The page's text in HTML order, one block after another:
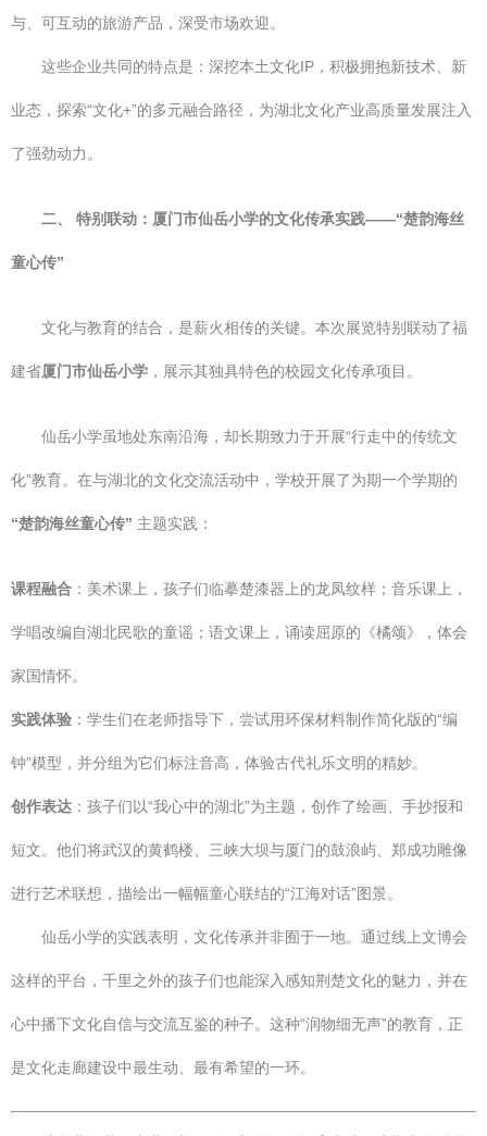
与、可互动的旅游产品，深受市场欢迎。
这些企业共同的特点是：深挖本土文化IP，积极拥抱新技术、新
业态，探索“文化+”的多元融合路径，为湖北文化产业高质量发展注入
了强劲动力。
二、 特别联动：厦门市仙岳小学的文化传承实践——“楚韵海丝
童心传”
文化与教育的结合，是薪火相传的关键。本次展览特别联动了福
建省厦门市仙岳小学 ，展示其独具特色的校园文化传承项目。
仙岳小学虽地处东南沿海，却长期致力于开展“行走中的传统文
化”教育。在与湖北的文化交流活动中，学校开展了为期一个学期的
“楚韵海丝童心传” 主题实践：
课程融合 ：美术课上，孩子们临摹楚漆器上的龙凤纹样；音乐课上，
学唱改编自湖北民歌的童谣；语文课上，诵读屈原的《橘颂》，体会
家国情怀。
实践体验 ：学生们在老师指导下，尝试用环保材料制作简化版的“编
钟”模型，并分组为它们标注音高，体验古代礼乐文明的精妙。
创作表达 ：孩子们以“我心中的湖北”为主题，创作了绘画、手抄报和
短文。他们将武汉的黄鹤楼、三峡大坝与厦门的鼓浪屿、郑成功雕像
进行艺术联想，描绘出一幅幅童心联结的“江海对话”图景。
仙岳小学的实践表明，文化传承并非囿于一地。通过线上文博会
这样的平台，千里之外的孩子们也能深入感知荆楚文化的魅力，并在
心中播下文化自信与交流互鉴的种子。这种“润物细无声”的教育，正
是文化走廊建设中最生动、最有希望的一环。